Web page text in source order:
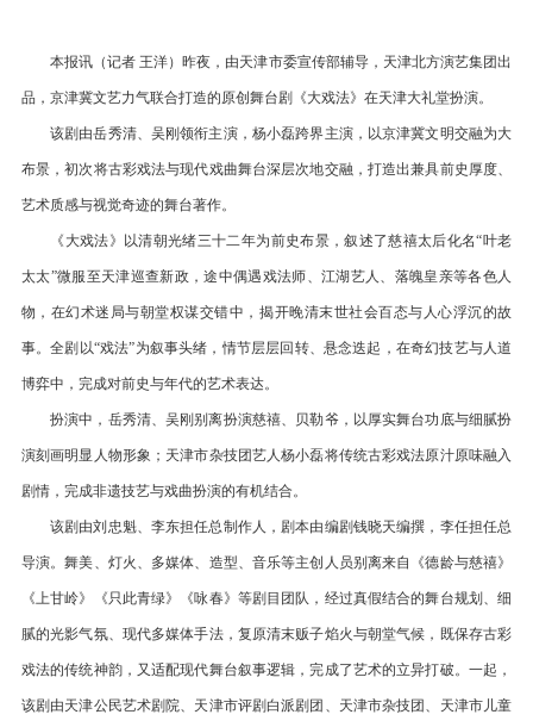
本报讯（记者 王洋）昨夜，由天津市委宣传部辅导，天津北方演艺集团出
品，京津冀文艺力气联合打造的原创舞台剧《大戏法》在天津大礼堂扮演。
该剧由岳秀清、吴刚领衔主演，杨小磊跨界主演，以京津冀文明交融为大
布景，初次将古彩戏法与现代戏曲舞台深层次地交融，打造出兼具前史厚度、
艺术质感与视觉奇迹的舞台著作。
《大戏法》以清朝光绪三十二年为前史布景，叙述了慈禧太后化名“叶老
太太”微服至天津巡查新政，途中偶遇戏法师、江湖艺人、落魄皇亲等各色人
物，在幻术迷局与朝堂权谋交错中，揭开晚清末世社会百态与人心浮沉的故
事。全剧以“戏法”为叙事头绪，情节层层回转、悬念迭起，在奇幻技艺与人道
博弈中，完成对前史与年代的艺术表达。
扮演中，岳秀清、吴刚别离扮演慈禧、贝勒爷，以厚实舞台功底与细腻扮
演刻画明显人物形象；天津市杂技团艺人杨小磊将传统古彩戏法原汁原味融入
剧情，完成非遗技艺与戏曲扮演的有机结合。
该剧由刘忠魁、李东担任总制作人，剧本由编剧钱晓天编撰，李任担任总
导演。舞美、灯火、多媒体、造型、音乐等主创人员别离来自《德龄与慈禧》
《上甘岭》《只此青绿》《咏春》等剧目团队，经过真假结合的舞台规划、细
腻的光影气氛、现代多媒体手法，复原清末贩子焰火与朝堂气候，既保存古彩
戏法的传统神韵，又适配现代舞台叙事逻辑，完成了艺术的立异打破。一起，
该剧由天津公民艺术剧院、天津市评剧白派剧团、天津市杂技团、天津市儿童